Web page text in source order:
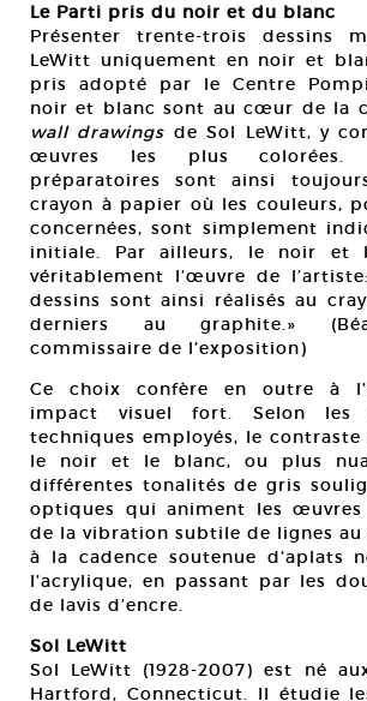
Le Parti pris du noir et du blanc
Présenter trente-trois dessins
LeWitt uniquement en noir et
pris adopté par le Centre
noir et blanc sont au cœur de la
wall drawings de Sol LeWitt, y
œuvres les plus colorées.
préparatoires sont ainsi
crayon à papier où les couleurs,
concernées, sont simplement
initiale. Par ailleurs, le noir et
véritablement l’œuvre de
dessins sont ainsi réalisés au
derniers au graphite.»
commissaire de l’exposition)
Ce choix confère en outre à
impact visuel fort. Selon les
techniques employés, le
le noir et le blanc, ou plus
différentes tonalités de gris
optiques qui animent les œuvres
de la vibration subtile de lignes au
à la cadence soutenue d’aplats
l’acrylique, en passant par les
de lavis d’encre.
Sol LeWitt
Sol LeWitt (1928-2007) est né
Hartford, Connecticut. Il étudie